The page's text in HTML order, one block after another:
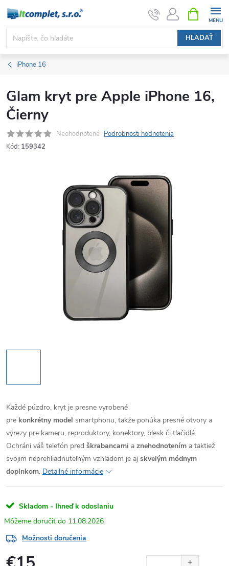
Prejsť
obsah
HĽADAŤ
KOŠÍK
iPhone 16
Glam kryt pre Apple iPhone 16,
Čierny
Neohodnotené Podrobnosti hodnotenia
Kód: 159342
Každé púzdro, kryt je presne vyrobené
pre konkrétny model smartphonu, takže ponúka presné otvory a
výrezy pre kameru, reproduktory, konektory, blesk či tlačidlá.
Ochráni váš telefón pred škrabancami a znehodnotením a taktiež
svojim neprehliadnuteľným vzhľadom je aj skvelým módnym
doplnkom. Detailné informácie
Skladom - Ihneď k odoslaniu
11.08.2026
Možnosti doručenia